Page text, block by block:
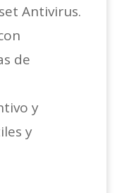
Antivirus.
de
y
y